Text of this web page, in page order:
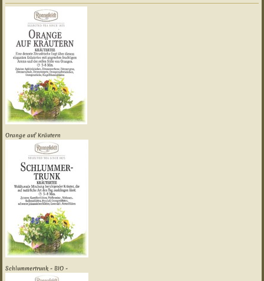
Orange auf Kräutern
Schlummertrunk - BIO -